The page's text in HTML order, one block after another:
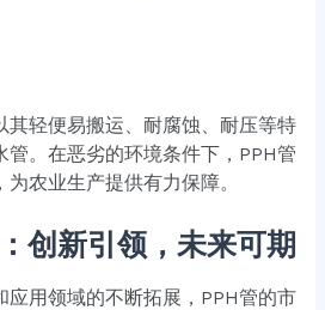
其轻便易搬运、耐腐蚀、耐压等特
管。在恶劣的环境条件下，PPH管
农业生产提供有力保障。
创新引领，未来可期
应用领域的不断拓展，PPH管的市